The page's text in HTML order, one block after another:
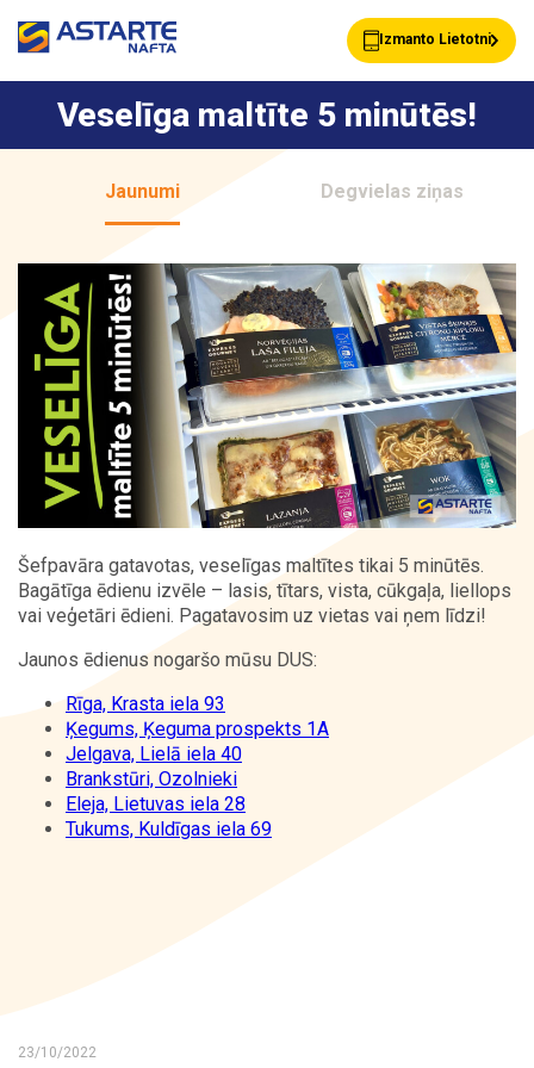
Izmanto Lietotni
Akcijas Jaunumi
Uzpildes stacijas Klientu Kartes
Pakalpojumi Astarte Bizness
Vairumtirdzniecība Par ASTARTE
Kontakti
Veselīga maltīte 5 minūtēs!
Jaunumi Degvielas ziņas
Šefpavāra gatavotas, veselīgas maltītes tikai 5 minūtēs.
Bagātīga ēdienu izvēle – lasis, tītars, vista, cūkgaļa, liellops
vai veģetāri ēdieni. Pagatavosim uz vietas vai ņem līdzi!
Jaunos ēdienus nogaršo mūsu DUS:
Rīga, Krasta iela 93
Ķegums, Ķeguma prospekts 1A
Jelgava, Lielā iela 40
Brankstūri, Ozolnieki
Eleja, Lietuvas iela 28
Tukums, Kuldīgas iela 69
23/10/2022